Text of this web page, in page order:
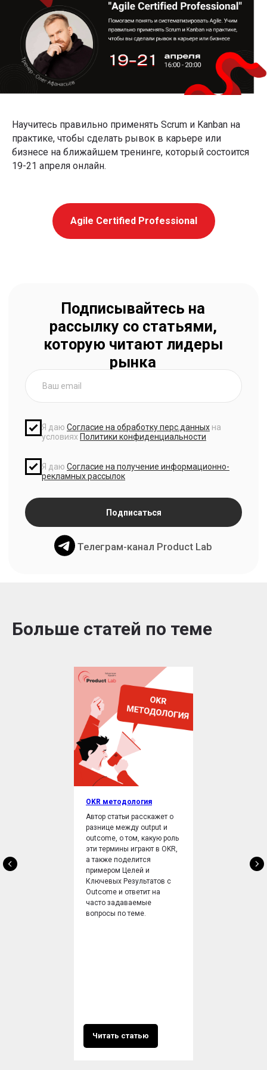
Научитесь правильно применять Scrum и Kanban на
практике, чтобы сделать рывок в карьере или
бизнесе на ближайшем тренинге, который состоится
19-21 апреля онлайн.
Agile Certified Professional
Больше статей по теме
OKR методология
Автор статьи расскажет о
разнице между output и
outcome, о том, какую роль
эти термины играют в OKR,
а также поделится
примером Целей и
Ключевых Результатов с
Outcome и ответит на
часто задаваемые
вопросы по теме.
Читать статью